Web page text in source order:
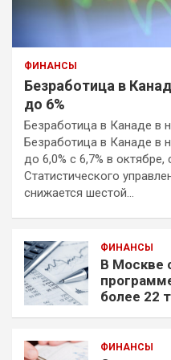
ФИНАНСЫ
Безработица в
до 6%
Безработица в Канаде в
Безработица в Канаде в
до 6,0% с 6,7% в
Статистического
снижается шестой…
ФИНАНСЫ
В Москве
более 22
ФИНАНСЫ